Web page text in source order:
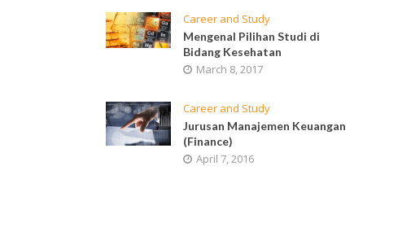
Career and Study
Mengenal Pilihan Studi di
Bidang Kesehatan
March 8, 2017
Career and Study
Jurusan Manajemen Keuangan
(Finance)
April 7, 2016